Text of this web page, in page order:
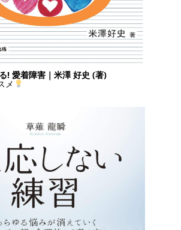
! 愛着障害｜米澤 好史 (著)
メ